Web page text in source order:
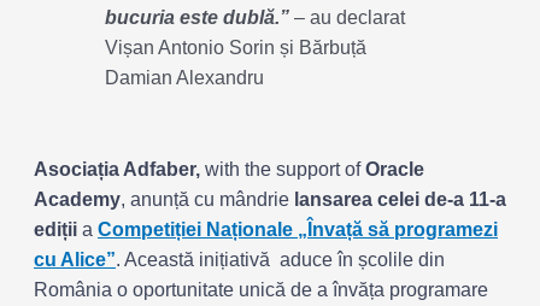
bucuria este dublă.” – au declarat
Vișan Antonio Sorin și Bărbuță
Damian Alexandru
Asociația Adfaber, with the support ofOracle
Academy, anunță cu mândrie lansarea celei de-a 11-a
ediții a Competiției Naționale „Învață să programezi
cu Alice”. Această inițiativă aduce în școlile din
România o oportunitate unică de a învăța programare